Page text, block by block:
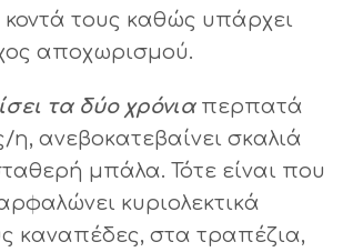
τους καθώς υπάρχει
αποχωρισμού.
τα δύο χρόνια περπατά
ανεβοκατεβαίνει σκαλιά
μπάλα. Τότε είναι που
κυριολεκτικά
καναπέδες, στα τραπέζια,